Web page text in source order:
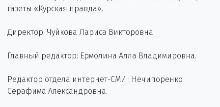
газеты «Курская правда».
Директор: Чуйкова Лариса Викторовна.
Главный редактор: Ермолина Алла Владимировна.
Редактор отдела интернет-СМИ : Нечипоренко
Серафима Александровна.